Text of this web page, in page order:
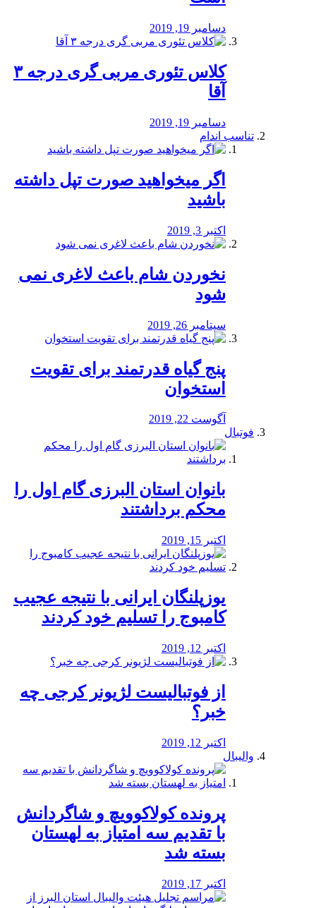
دسامبر 19, 2019
کلاس تئوری مربی گری درجه ۳
آقا
دسامبر 19, 2019
تناسب اندام
اگر میخواهید صورت تپل داشته
باشید
اکتبر 3, 2019
نخوردن شام باعث لاغری نمی
‌شود
سپتامبر 26, 2019
پنج گیاه قدرتمند برای تقویت
استخوان
آگوست 22, 2019
فوتبال
بانوان استان البرزی گام اول را
محكم برداشتند
اکتبر 15, 2019
یوزپلنگان ایرانی با نتیجه عجیب
کامبوج را تسلیم خود کردند
اکتبر 12, 2019
از فوتبالیست لژیونر کرجی چه
خبر؟
اکتبر 12, 2019
والیبال
پرونده کولاکوویچ و شاگردانش
با تقدیم سه امتیاز به لهستان
بسته شد
اکتبر 17, 2019